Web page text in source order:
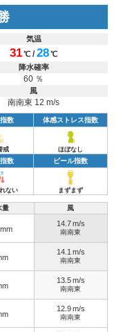
気温
31℃ /28℃
降水確率
60 ％
風
南南東 12 m/s
数 体感ストレス指数
戒 ほぼなし
数 ビール指数
ない まずまず
量 風
mm
14.7m/s
南南東
14.1 m/s
南南東
13.5m/s
南南東
12.9m/s
南南東